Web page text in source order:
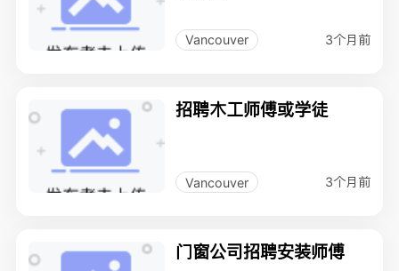
Vancouver 3个月前
招聘木工师傅或学徒
Vancouver 3个月前
门窗公司招聘安装师傅